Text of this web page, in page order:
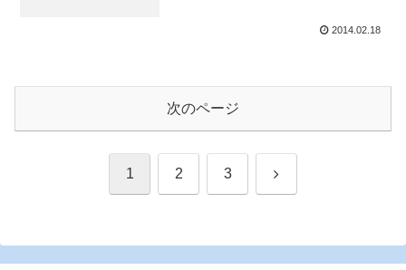
2014.02.18
次のページ
1 2 3 次